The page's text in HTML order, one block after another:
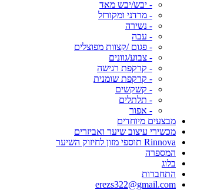
- יבש/יבש מאד
- מרדני ומקורזל
- נשירה
- עבה
- פגום /קצוות מפוצלים
- צבוע/גוונים
- קרקפת רגישה
- קרקפת שומנית
- קשקשים
- תלתלים
- אפור
מבצעים מיוחדים
מכשירי עיצוב שיער ואביזרים
Rinnova תוספי מזון לחיזוק השיער
המספרה
בלוג
התחברות
erezs322@gmail.com